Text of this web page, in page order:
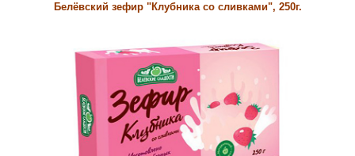
Белёвский зефир "Клубника со сливками", 250г.